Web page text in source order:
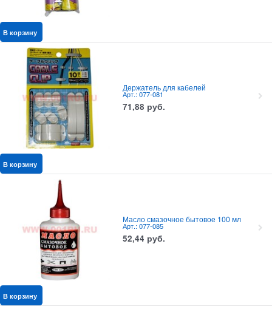
В корзину
Держатель для кабелей
Арт.: 077-081
71,88 руб.
В корзину
Масло смазочное бытовое 100 мл
Арт.: 077-085
52,44 руб.
В корзину